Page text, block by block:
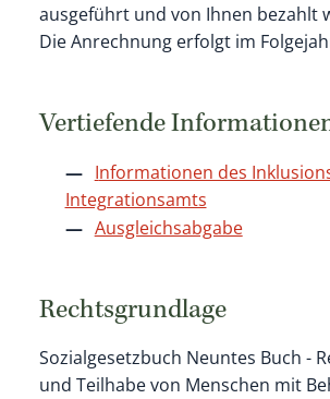
ausgeführt und von Ihnen bezahlt
Die Anrechnung erfolgt im
Vertiefende
Informationen des
Integrationsamts
Ausgleichsabgabe
Rechtsgrundlage
Sozialgesetzbuch Neuntes Buch -
und Teilhabe von Menschen mit